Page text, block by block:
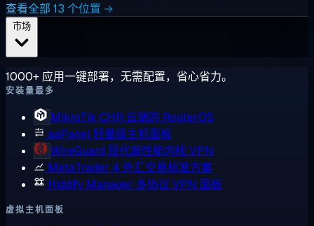
查看全部 13 个位置 →
1000+ 应用一键部署，无需配置，省心省力。
安装量最多
MikroTik CHR 云端的 RouterOS
aaPanel轻量级主机面板
WireGuard 现代高性能内核 VPN
MetaTrader 4 外汇交易标准方案
Hiddify Manager 多协议 VPN 面板
虚拟主机面板